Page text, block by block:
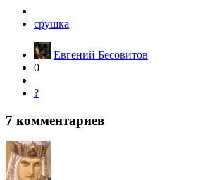
срушка
Евгений Бесовитов
0
?
7 комментариев